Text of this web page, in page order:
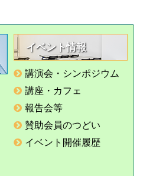
イベント情報
講演会・シンポジウム
講座・カフェ
報告会等
賛助会員のつどい
イベント開催履歴